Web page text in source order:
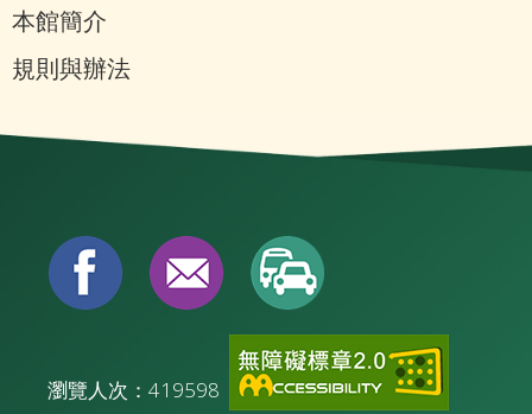
本館簡介
規則與辦法
瀏覽人次：419598